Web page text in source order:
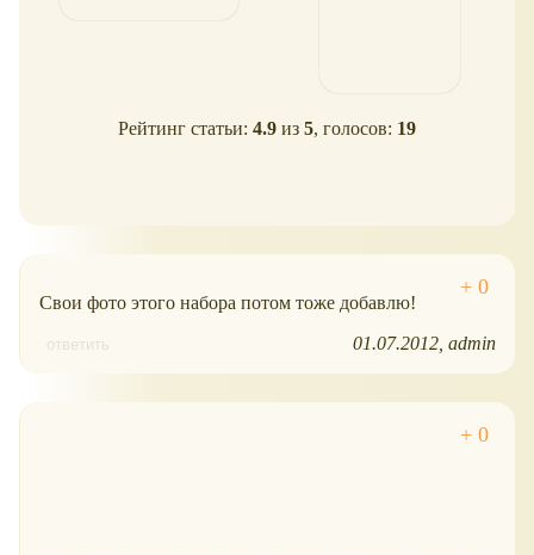
Рейтинг статьи: 4.9 из 5, голосов: 19
Свои фото этого набора потом тоже добавлю!
ответить 01.07.2012 admin